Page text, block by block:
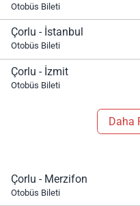
Otobüs Bileti
Çorlu - İstanbul
Otobüs Bileti
Çorlu - İzmit
Otobüs Bileti
Daha
Çorlu - Merzifon
Otobüs Bileti